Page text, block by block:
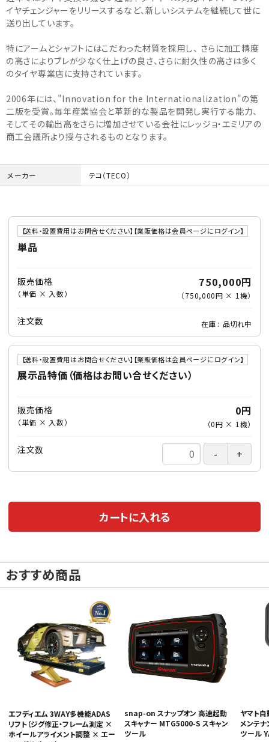
イヤチェンジャーをリリースするなど、新しいシステムを継続して世に
送り出しています。
特にアームとシャフトにはこだわった材質を採用し、 さらに加工精度
の高さによりブレが少なく仕上げの良さ、さらに耐久性の高さは多く
のタイヤ専業店に支持されています。
2006年には、"Innovation for the Internationalization"の第
二版を受賞。毎年産業協会と革新的な製品を開発し実行する能力、
そしてその輸出高をさらに増加させている会社にレッジョ・エミリアの
商工会議所より授与されるものとなります。
メーカー テコ（TECO）
【送料・設置費用はお問合せください】【業販価格は会員ページにログイン】
単品
販売価格
（単価 × 入数）
750,000円
（750,000円 × 1 機）
注文数 在庫 品切れ中
【送料・設置費用はお問合せください】【業販価格は会員ページにログイン】
展示品特価（価格はお問い合せください）
販売価格
（単価 × 入数）
0円
（0円 × 1 機）
注文数
カートに入れる
おすすめ商品
エフディエム 3WAY多機能ADAS
リフト（ジグ修正・フレーム測定 ×
ホイールアライメント調整 × エー
snap-on スナップオン 高速起動
スキャナー MTG5000-S スキャン
ツール
ヤマト自
メンテナ
ツール